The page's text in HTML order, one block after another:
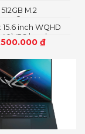
₫
15.6 inch WQHD
IPS level.
245Hz
M.2
3.0 SSD
(2x SO-DIMM
to 64GB